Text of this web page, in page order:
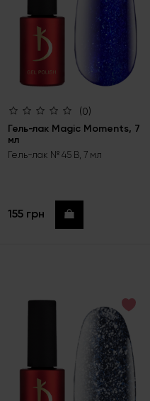
по убыванию цены
по новинкам
(0)
Гель-лак Magic Moments, 7
мл
Гель-лак № 45 B, 7 мл
155 грн Купить